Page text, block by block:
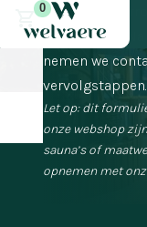
0bestelling
formulier in. Na
nemen we
vervolgstappen.
Let op: dit
onze webshop
sauna’s of
opnemen met